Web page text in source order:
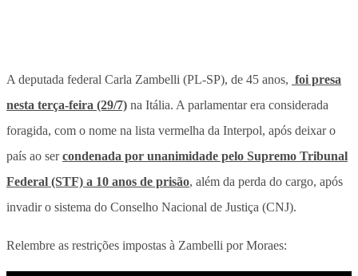
A deputada federal Carla Zambelli (PL-SP), de 45 anos, foi presa
nesta terça-feira (29/7) na Itália. A parlamentar era considerada
foragida, com o nome na lista vermelha da Interpol, após deixar o
país ao sercondenada por unanimidade pelo Supremo Tribunal
Federal (STF) a 10 anos de prisão, além da perda do cargo, após
invadir o sistema do Conselho Nacional de Justiça (CNJ).
Relembre as restrições impostas à Zambelli por Moraes: